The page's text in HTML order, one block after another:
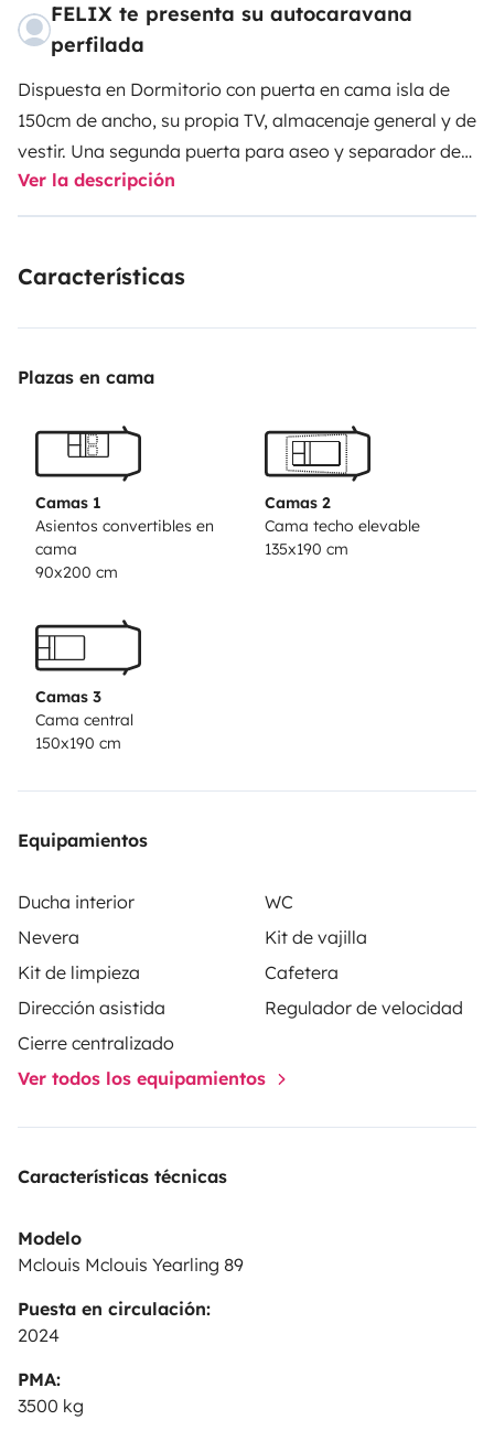
FELIX te presenta su autocaravana
perfilada
Dispuesta en Dormitorio con puerta en cama isla de
150cm de ancho, su propia TV, almacenaje general y de
vestir. Una segunda puerta para aseo y separador de
el resto de la vivienda, de esa forma la zona salón
comedor cocina queda aislada del Dormitorio
Frigorífico y congelador de más de 145L. TV con
y copiloto, giratorios para comedor. apertura de techo
ventilador. Equipada con bicicleta eléctrica para todo
tipo de terrenos.
Ver la descripción
Características
Plazas en cama
Camas 1
Asientos convertibles en
cama
90x200 cm
Camas 2
Cama techo elevable
135x190 cm
Camas 3
Cama central
150x190 cm
Equipamientos
Ducha interior
WC
Nevera
Kit de vajilla
Kit de limpieza
Cafetera
Dirección asistida
Regulador de velocidad
Cierre centralizado
Ver todos los equipamientos
Características técnicas
Modelo
Mclouis Mclouis Yearling 89
Puesta en circulación:
2024
PMA:
3500 kg